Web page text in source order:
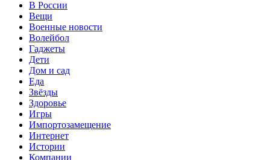
В России
Вещи
Военные новости
Волейбол
Гаджеты
Дети
Дом и сад
Еда
Звёзды
Здоровье
Игры
Импортозамещение
Интернет
Истории
Компании